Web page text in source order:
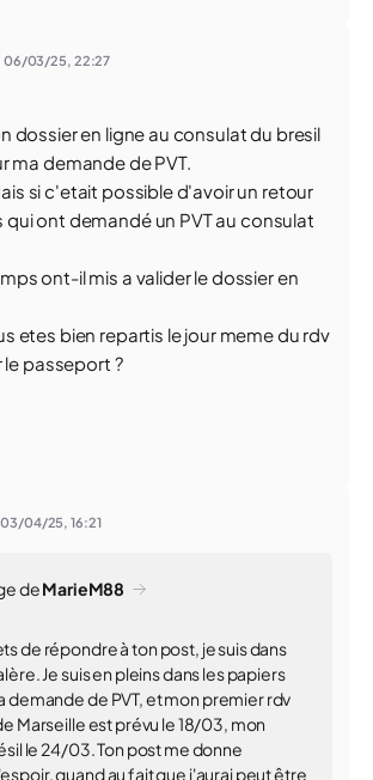
06/03/25, 22:27
dossier en ligne au consulat du bresil
ma demande de PVT.
si c'etait possible d'avoir un retour
ont demandé un PVT au consulat
ont-il mis a valider le dossier en
etes bien repartis le jour meme du rdv
le passeport ?
03/04/25,16:21
deMarieM88
de répondre à ton post, je suis dans
Je suis en pleins dans les papiers
demande de PVT, et mon premier rdv
Marseille est prévu le 18/03, mon
le 24/03. Ton post me donne
quand au fait que j'aurai peut être